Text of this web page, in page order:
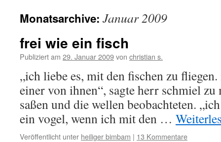
Monatsarchive: Januar 2009
frei wie ein fisch
Publiziert am 29. Januar 2009von christian s.
„ich liebe es, mit den fischen zu
einer von ihnen“, sagte herr schmiel
saßen und die wellen beobachteten.
ein vogel, wenn ich mit den …
Veröffentlicht unter heiliger bimbam | 13 Kommentare